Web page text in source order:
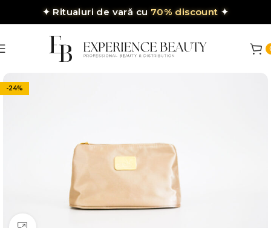
✦ Ritualuri de vară cu 70% discount ✦
-24%